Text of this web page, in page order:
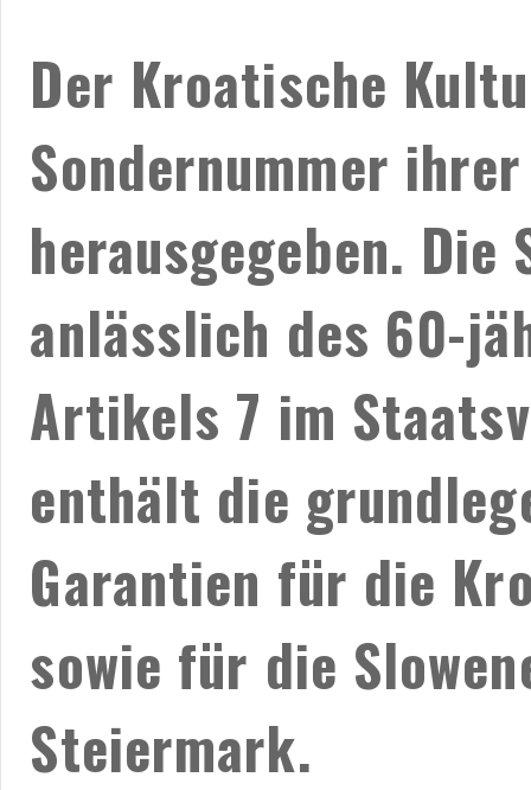
Der Kroatische
Sondernummer
herausgegeben.
anlässlich des 60-
Artikels 7 im
enthält die
Garantien für die
sowie für die
Steiermark.